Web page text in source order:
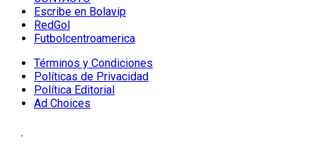
Escribe en Bolavip
RedGol
Futbolcentroamerica
Términos y Condiciones
Políticas de Privacidad
Política Editorial
Ad Choices